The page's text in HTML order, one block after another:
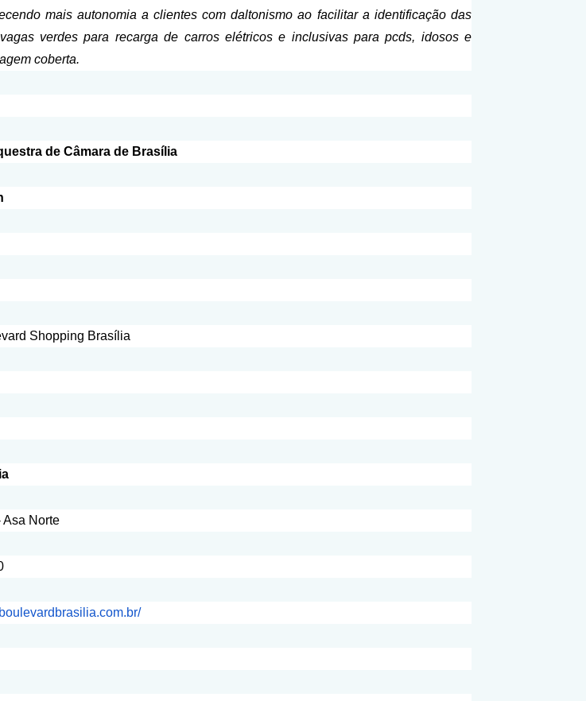
mais autonomia a clientes com daltonismo ao facilitar a identificação das
verdes para recarga de carros elétricos e inclusivas para pcds, idosos e
coberta.
de Câmara de Brasília
Shopping Brasília
Asa Norte